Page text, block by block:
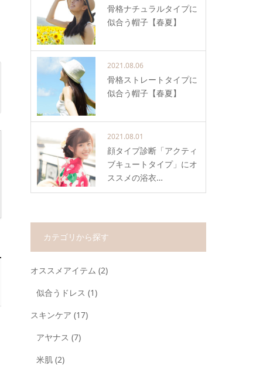
骨格ナチュラルタイプに
似合う帽子【春夏】
2021.08.06
骨格ストレートタイプに
似合う帽子【春夏】
2021.08.01
顔タイプ診断「アクティ
ブキュートタイプ」にオ
ススメの浴衣…
カテゴリから探す
オススメアイテム (2)
似合うドレス (1)
スキンケア (17)
アヤナス (7)
米肌 (2)